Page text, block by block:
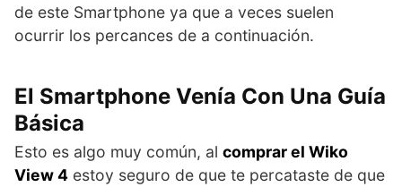
de este Smartphone ya que a veces suelen
ocurrir los percances de a continuación.
El Smartphone Venía Con Una Guía
Básica
Esto es algo muy común, al comprar el Wiko
View 4 estoy seguro de que te percataste de que